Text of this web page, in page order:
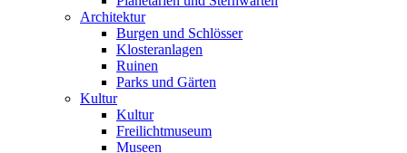
Architektur
Burgen und Schlösser
Klosteranlagen
Ruinen
Parks und Gärten
Kultur
Kultur
Freilichtmuseum
Museen